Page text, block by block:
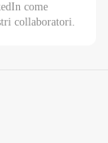
come
collaboratori.